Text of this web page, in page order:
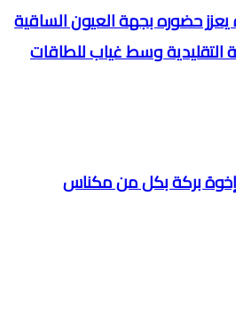
حضوره بجهة العيون الساقية
التقليدية وسط غياب للطاقات
إخوة بركة بكل من مكناس